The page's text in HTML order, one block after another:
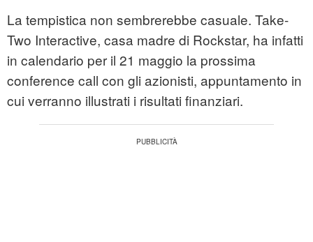
La tempistica non sembrerebbe casuale. Take-
Two Interactive, casa madre di Rockstar, ha infatti
in calendario per il 21 maggio la prossima
conference call con gli azionisti, appuntamento in
cui verranno illustrati i risultati finanziari.